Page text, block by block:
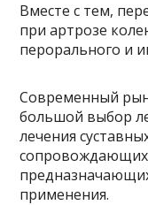
Вместе с тем,
при­ артрозе
перорального и
Современный
большой выбор
лечения
применения.